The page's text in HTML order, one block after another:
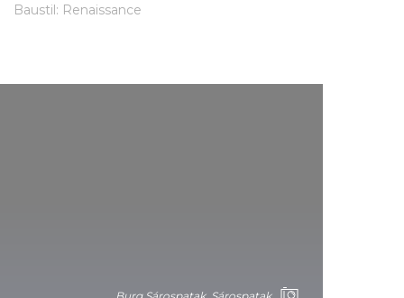
Baustil: Renaissance